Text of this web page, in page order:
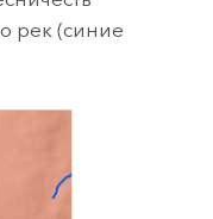
рек (синие